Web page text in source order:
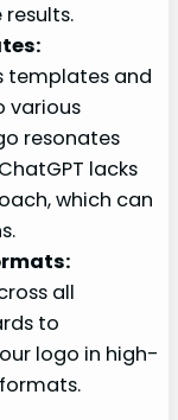
templates and
various
resonates
lacks
which can
all
to
logo in high-